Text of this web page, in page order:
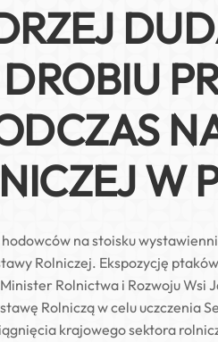
W
na stoisku
Rolniczej. Ekspozycję
Rolnictwa i Rozwoju Wsi
Rolniczą w celu uczczenia
krajowego sektora